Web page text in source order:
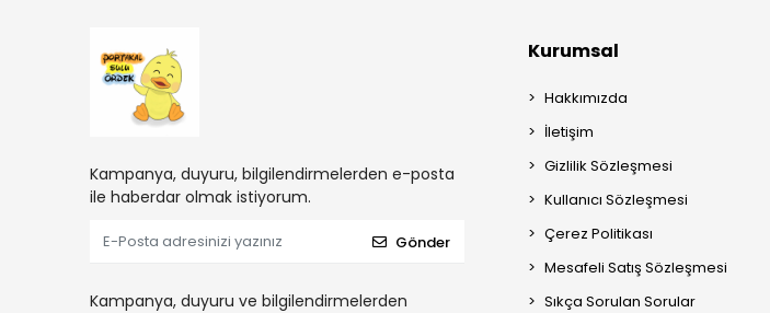
Kampanya, duyuru, bilgilendirmelerden e-posta
ile haberdar olmak istiyorum.
Gönder
Kampanya, duyuru ve bilgilendirmelerden
Kurumsal
Hakkımızda
İletişim
Gizlilik Sözleşmesi
Kullanıcı Sözleşmesi
Çerez Politikası
Mesafeli Satış Sözleşmesi
Sıkça Sorulan Sorular